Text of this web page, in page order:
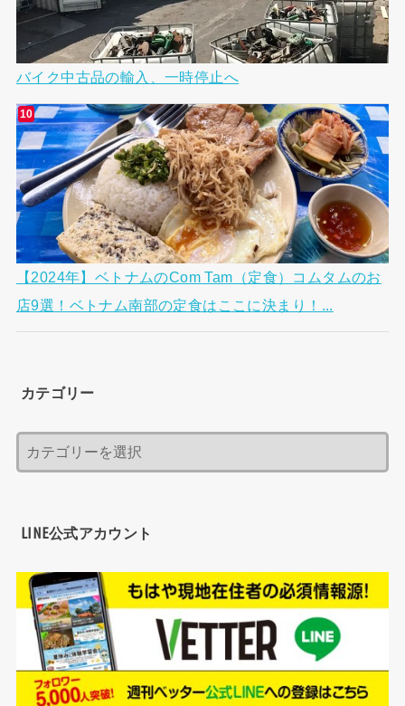
バイク中古品の輸入、一時停止へ
【2024年】ベトナムのCom Tam（定食）コムタムのお
店9選！ベトナム南部の定食はここに決まり！...
カテゴリー
LINE公式アカウント